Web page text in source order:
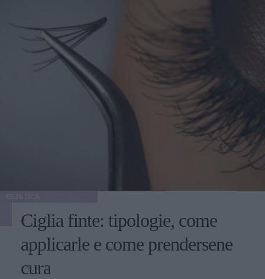
Ciglia finte: tipologie, come
applicarle e come prendersene
cura